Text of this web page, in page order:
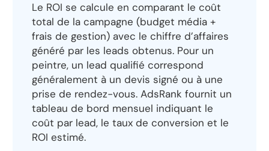
Le ROI se calcule en comparant le coût
total de la campagne (budget média +
frais de gestion) avec le chiffre d’affaires
généré par les leads obtenus. Pour un
peintre, un lead qualifié correspond
généralement à un devis signé ou à une
prise de rendez-vous. AdsRank fournit un
tableau de bord mensuel indiquant le
coût par lead, le taux de conversion et le
ROI estimé.